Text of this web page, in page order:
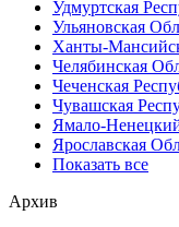
Удмуртская
Ульяновская
Ханты-
Челябинская
Чеченская
Чувашская
Ямало-
Ярославская
Показать все
Архив